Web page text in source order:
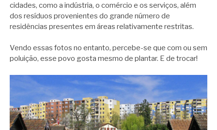
cidades, como a indústria, o comércio e os serviços, além
dos resíduos provenientes do grande número de
residências presentes em áreas relativamente restritas.
Vendo essas fotos no entanto, percebe-se que com ou sem
poluição, esse povo gosta mesmo de plantar. E de trocar!